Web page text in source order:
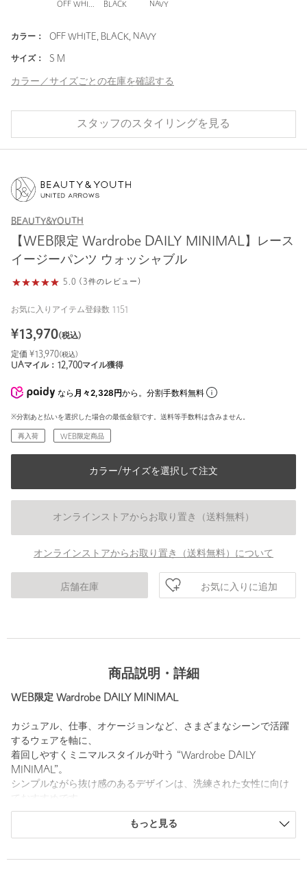
BLACK NAVY
カラー： OFF WHITE, BLACK, NAVY
サイズ： S M
カラー／サイズごとの在庫を確認する
スタッフのスタイリングを見る
BEAUTY&YOUTH
【WEB限定 Wardrobe DAILY MINIMAL】レース
イージーパンツ ウォッシャブル
5.0 (3件のレビュー)
お気に入りアイテム登録数 1151
¥13,970(税込)
定価 ¥13,970(税込)
UAマイル： 12,700マイル獲得
なら 月々2,328円から。分割手数料無料
※分割あと払いを選択した場合の最低金額です。送料等手数料は含みません。
再入荷 WEB限定商品
カラー/サイズを選択して注文
オンラインストアからお取り置き（送料無料）
オンラインストアからお取り置き（送料無料）について
店舗在庫 お気に入りに追加
商品説明・詳細
WEB限定 Wardrobe DAILY MINIMAL
カジュアル、仕事、オケージョンなど、さまざまなシーンで活躍
するウェアを軸に、
着回しやすくミニマルスタイルが叶う “Wardrobe DAILY
MINIMAL”。
シンプルながら抜け感のあるデザインは、洗練された女性に向け
デイリーづかいしやすい快適な着心地を求めて素材選びからこだ
軽やかに映えるレースパンツ
もっと見る